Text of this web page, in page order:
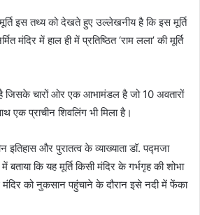
इस तथ्य को देखते हुए उल्लेखनीय है कि इस मूर्ति
मंदिर में हाल ही में प्रतिष्ठित ‘राम लला’ की मूर्ति
है जिसके चारों ओर एक आभामंडल है जो 10 अवतारों
एक प्राचीन शिवलिंग भी मिला है।
इतिहास और पुरातत्व के व्याख्याता डॉ. पद्मजा
बताया कि यह मूर्ति किसी मंदिर के गर्भगृह की शोभा
मंदिर को नुकसान पहुंचाने के दौरान इसे नदी में फेंका